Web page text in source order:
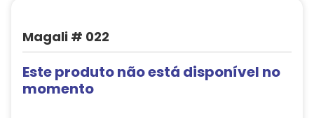
Magali # 022
Este produto não está disponível no
momento